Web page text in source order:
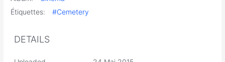
Étiquettes:
#Cemetery
DETAILS